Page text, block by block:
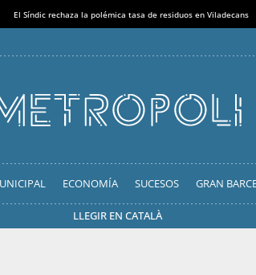
El Síndic rechaza la polémica tasa de residuos en Viladecans
ECONOMÍA SUCESOS GRAN
LLEGIR EN CATALÀ